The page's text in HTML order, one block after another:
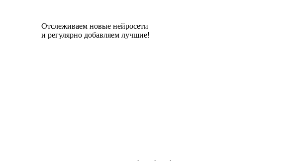
Отслеживаем новые нейросети
и регулярно добавляем лучшие!